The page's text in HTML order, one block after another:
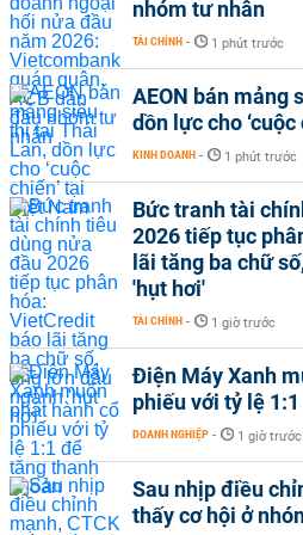
nhóm tư nhân
TÀI CHÍNH - 1 phút trước
AEON bán mảng
dồn lực cho
KINH DOANH - 1 phút trước
Bức tranh tài
2026 tiếp tục
lãi tăng ba chữ
'hụt hơi'
TÀI CHÍNH - 1 giờ trước
Điện Máy Xanh
phiếu với tỷ lệ
DOANH NGHIỆP - 1 giờ trước
Sau nhịp điều
thấy cơ hội ở